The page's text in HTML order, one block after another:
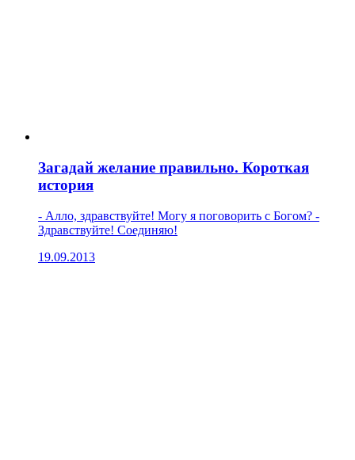
Загадай желание правильно. Короткая
история
- Алло, здравствуйте! Могу я поговорить с Богом? -
Здравствуйте! Соединяю!
19.09.2013